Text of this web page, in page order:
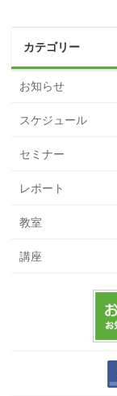
カテゴリー
お知らせ
スケジュール
セミナー
レポート
教室
講座